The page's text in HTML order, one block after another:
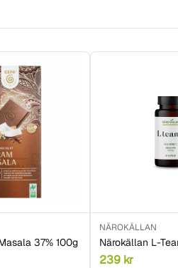
37% 100g
NÄROKÄLLAN
Närokällan L-
239 kr